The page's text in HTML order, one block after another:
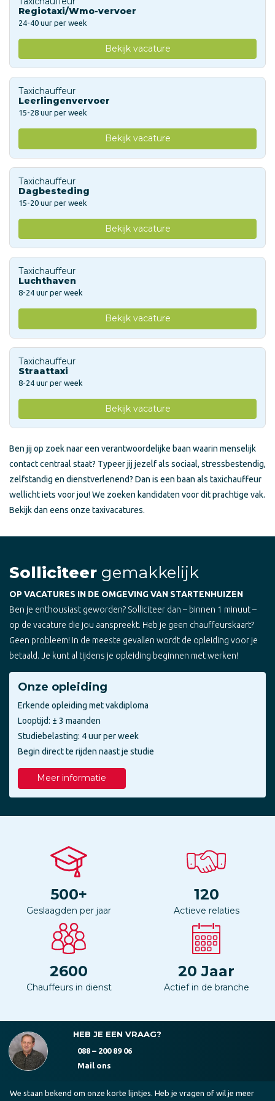
Regiotaxi/Wmo-vervoer
24-40 uur per week
Bekijk vacature
Taxichauffeur
Leerlingenvervoer
15-28 uur per week
Bekijk vacature
Taxichauffeur
Dagbesteding
15-20 uur per week
Bekijk vacature
Taxichauffeur
Luchthaven
8-24 uur per week
Bekijk vacature
Taxichauffeur
Straattaxi
8-24 uur per week
Bekijk vacature
Ben jij op zoek naar een verantwoordelijke baan waarin menselijk
contact centraal staat? Typeer jij jezelf als sociaal, stressbestendig,
zelfstandig en dienstverlenend? Dan is een baan als taxichauffeur
wellicht iets voor jou! We zoeken kandidaten voor dit prachtige vak.
Bekijk dan eens onze taxivacatures.
Solliciteer gemakkelijk
OP VACATURES IN DE OMGEVING VAN STARTENHUIZEN
Ben je enthousiast geworden? Solliciteer dan – binnen 1 minuut –
op de vacature die jou aanspreekt. Heb je geen chauffeurskaart?
Geen probleem! In de meeste gevallen wordt de opleiding voor je
betaald. Je kunt al tijdens je opleiding beginnen met werken!
Onze opleiding
Erkende opleiding met vakdiploma
Looptijd: ± 3 maanden
Studiebelasting: 4 uur per week
Begin direct te rijden naast je studie
Meer informatie
500+
Geslaagden per jaar
120
Actieve relaties
2600
Chauffeurs in dienst
20 Jaar
Actief in de branche
HEB JE EEN VRAAG?
088 – 200 89 06
Mail ons
We staan bekend om onze korte lijntjes. Heb je vragen of wil je meer